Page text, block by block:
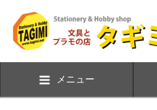
メニュー